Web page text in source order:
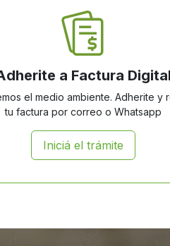
a Factura Digital
el medio ambiente. Adherite y
tu factura por correo o Whatsapp
Iniciá el trámite